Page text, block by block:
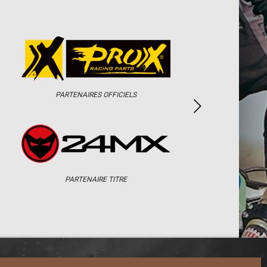
PARTENAIRES OFFICIELS
PARTENAIRE TITRE